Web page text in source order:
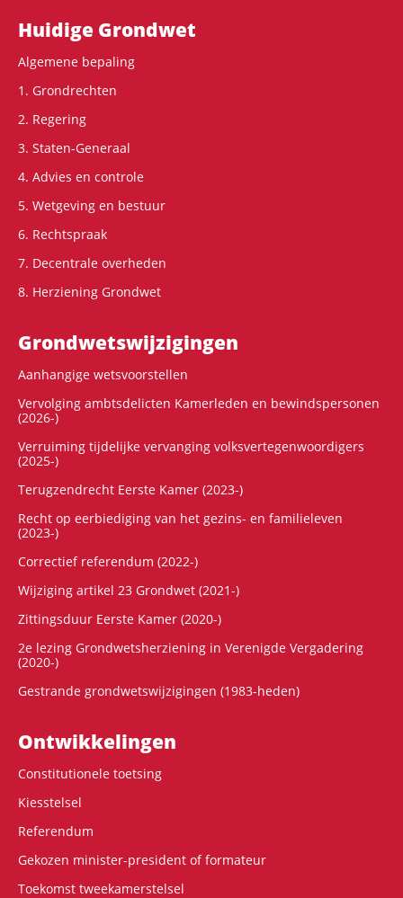
Hoofdnavigatie
Huidige Grondwet
Algemene bepaling
1. Grondrechten
2. Regering
3. Staten-Generaal
4. Advies en controle
5. Wetgeving en bestuur
6. Rechtspraak
7. Decentrale overheden
8. Herziening Grondwet
Grondwets­wijzigingen
Aanhangige wetsvoorstellen
Vervolging ambtsdelicten Kamerleden en bewindspersonen
(2026-)
Verruiming tijdelijke vervanging volksvertegenwoordigers
(2025-)
Terugzendrecht Eerste Kamer (2023-)
Recht op eerbiediging van het gezins- en familieleven
(2023-)
Correctief referendum (2022-)
Wijziging artikel 23 Grondwet (2021-)
Zittingsduur Eerste Kamer (2020-)
2e lezing Grondwetsherziening in Verenigde Vergadering
(2020-)
Gestrande grondwetswijzigingen (1983-heden)
Ontwikke­lingen
Constitutionele toetsing
Kiesstelsel
Referendum
Gekozen minister-president of formateur
Toekomst tweekamerstelsel